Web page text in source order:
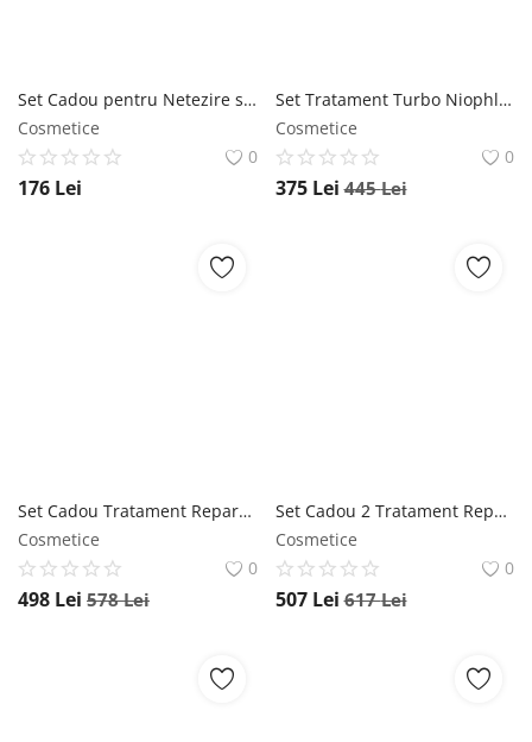
Set Cadou pentru Netezire si Luciu Intens - Subrina Professional Care Glow-Plex, 1 set Subrina
Cosmetice
0
176 Lei
Set Tratament Turbo Niophlex Rebond 9 secunde (Sampon 300 ml + Apa Lamelara Reparatorare 300 ml + Crema 125 ml) IdHair
Cosmetice
0
375 Lei 445Lei
Set Cadou Tratament Reparare Intensiva Niophlex Rebond (Sampon 300 ml + Apa Lamelara Reparare 300 ml + Balsam 300 ml + Crema 125 ml) IdHair
Cosmetice
0
498 Lei 578Lei
Set Cadou 2 Tratament Reparare Intensive Niophlex ReBond (Sampon reparator 300 ml + Apa lamelara reparare 300 ml + Tratament 300 ml + Crema 125 ml ) IdHair
Cosmetice
0
507 Lei 617Lei